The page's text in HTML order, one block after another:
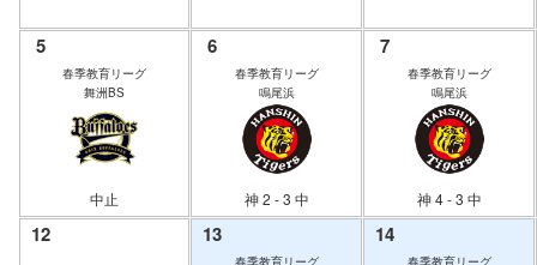
5
春季教育リーグ
舞洲BS
中止
6
春季教育リーグ
鳴尾浜
神 2 - 3 中
7
春季教育リーグ
鳴尾浜
神 4 - 3 中
12 13
春季教育リーグ
14
春季教育リーグ